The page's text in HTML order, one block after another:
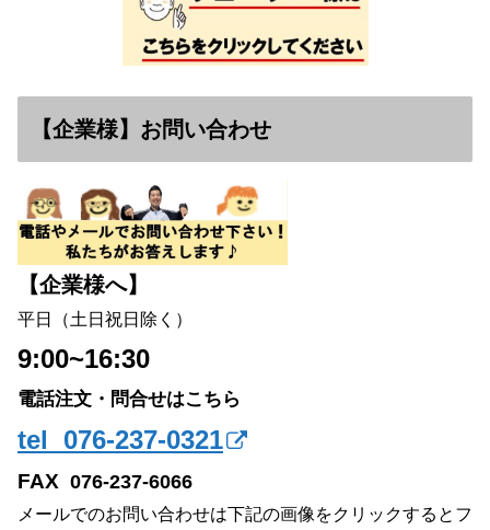
【企業様】お問い合わせ
【企業様へ】
平日（土日祝日除く）
9:00~16:30
電話注文・問合せはこちら
tel 076-237-0321
FAX 076-237-6066
メールでのお問い合わせは下記の画像をクリックするとフ